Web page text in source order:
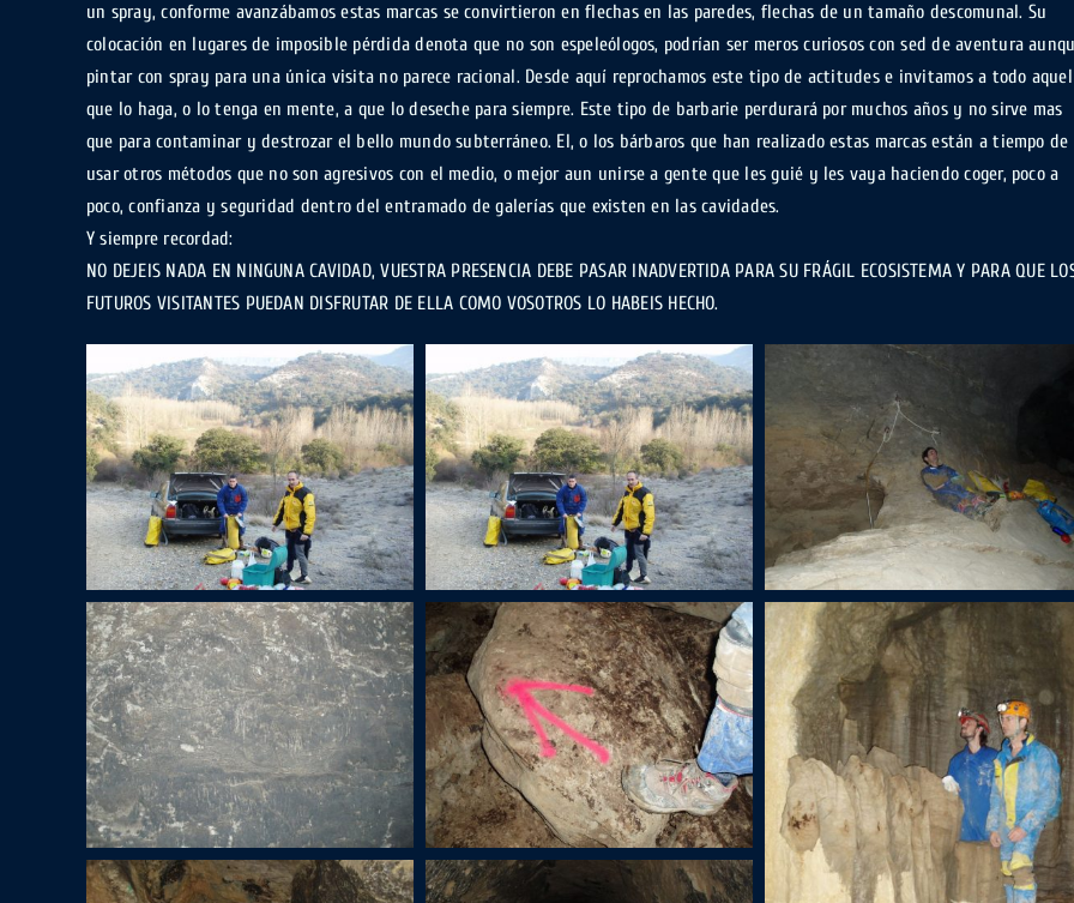
un spray, conforme avanzábamos estas marcas se convirtieron en flechas en las paredes, flechas de un tamaño descomunal. Su
colocación en lugares de imposible pérdida denota que no son espeleólogos, podrían ser meros curiosos con sed de aventura
pintar con spray para una única visita no parece racional. Desde aquí reprochamos este tipo de actitudes e invitamos a todo aquel
que lo haga, o lo tenga en mente, a que lo deseche para siempre. Este tipo de barbarie perdurará por muchos años y no sirve mas
que para contaminar y destrozar el bello mundo subterráneo. El, o los bárbaros que han realizado estas marcas están a tiempo de
usar otros métodos que no son agresivos con el medio, o mejor aun unirse a gente que les guié y les vaya haciendo coger, poco a
poco, confianza y seguridad dentro del entramado de galerías que existen en las cavidades.
Y siempre recordad:
NO DEJEIS NADA EN NINGUNA CAVIDAD, VUESTRA PRESENCIA DEBE PASAR INADVERTIDA PARA SU FRÁGIL ECOSISTEMA Y PARA QUE
FUTUROS VISITANTES PUEDAN DISFRUTAR DE ELLA COMO VOSOTROS LO HABEIS HECHO.